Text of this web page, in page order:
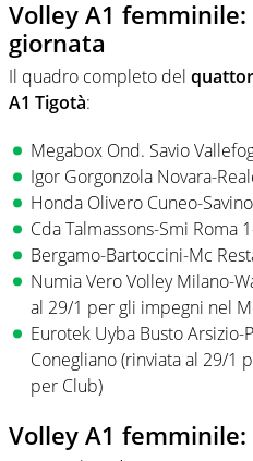
Volley A1
giornata
Il quadro completo del
A1 Tigotà:
Megabox Ond. Savio
Igor Gorgonzola Novara-
Honda Olivero Cuneo-
Cda Talmassons-Smi Roma
Bergamo-Bartoccini-Mc
Numia Vero Volley Milano-
al 29/1 per gli impegni nel
Eurotek Uyba Busto Arsizio-
Conegliano (rinviata al 29/1
per Club)
Volley A1 femminile: